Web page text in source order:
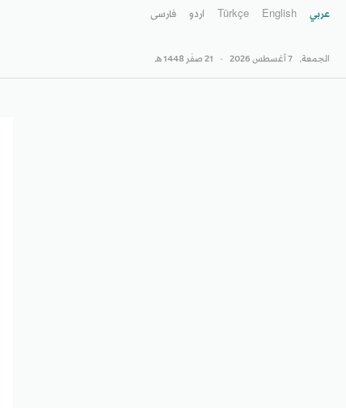
عربي English
Türkçe اردو فارسى
الجمعة, 7 أغسطس 2026 - 21 صفَر 1448 هـ